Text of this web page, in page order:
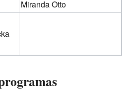
Miranda Otto